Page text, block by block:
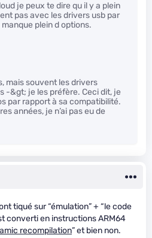
je peux te dire qu il y a plein
pas avec les drivers usb par
plein d options.
mais souvent les drivers
-&gt; je les préfère. Ceci dit, je
par rapport à sa compatibilité.
années, je n’ai pas eu de
tiqué sur “émulation” + “le code
converti en instructions ARM64
recompilation” et bien non.